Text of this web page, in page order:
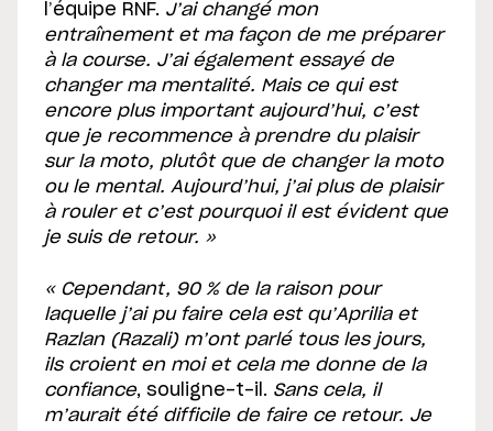
l’équipe RNF. J’ai changé mon
entraînement et ma façon de me préparer
à la course. J’ai également essayé de
changer ma mentalité. Mais ce qui est
encore plus important aujourd’hui, c’est
que je recommence à prendre du plaisir
sur la moto, plutôt que de changer la moto
ou le mental. Aujourd’hui, j’ai plus de plaisir
à rouler et c’est pourquoi il est évident que
je suis de retour. »
« Cependant, 90 % de la raison pour
laquelle j’ai pu faire cela est qu’Aprilia et
Razlan (Razali) m’ont parlé tous les jours,
ils croient en moi et cela me donne de la
confiance, souligne-t-il. Sans cela, il
m’aurait été difficile de faire ce retour. Je